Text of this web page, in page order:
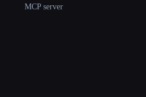
MCP server